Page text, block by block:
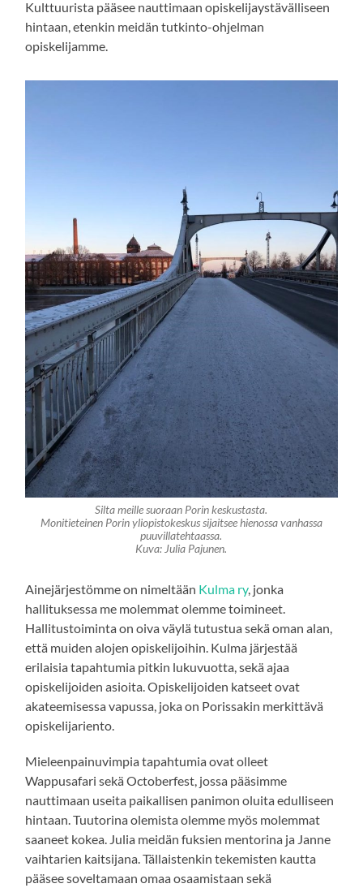
Kulttuurista pääsee nauttimaan opiskelijaystävälliseen
hintaan, etenkin meidän tutkinto-ohjelman
opiskelijamme.
Silta meille suoraan Porin keskustasta.
Monitieteinen Porin yliopistokeskus sijaitsee hienossa vanhassa
puuvillatehtaassa.
Kuva: Julia Pajunen.
Ainejärjestömme on nimeltään Kulma ry, jonka
hallituksessa me molemmat olemme toimineet.
Hallitustoiminta on oiva väylä tutustua sekä oman alan,
että muiden alojen opiskelijoihin. Kulma järjestää
erilaisia tapahtumia pitkin lukuvuotta, sekä ajaa
opiskelijoiden asioita. Opiskelijoiden katseet ovat
akateemisessa vapussa, joka on Porissakin merkittävä
opiskelijariento.
Mieleenpainuvimpia tapahtumia ovat olleet
Wappusafari sekä Octoberfest, jossa pääsimme
nauttimaan useita paikallisen panimon oluita edulliseen
hintaan. Tuutorina olemista olemme myös molemmat
saaneet kokea. Julia meidän fuksien mentorina ja Janne
vaihtarien kaitsijana. Tällaistenkin tekemisten kautta
pääsee soveltamaan omaa osaamistaan sekä